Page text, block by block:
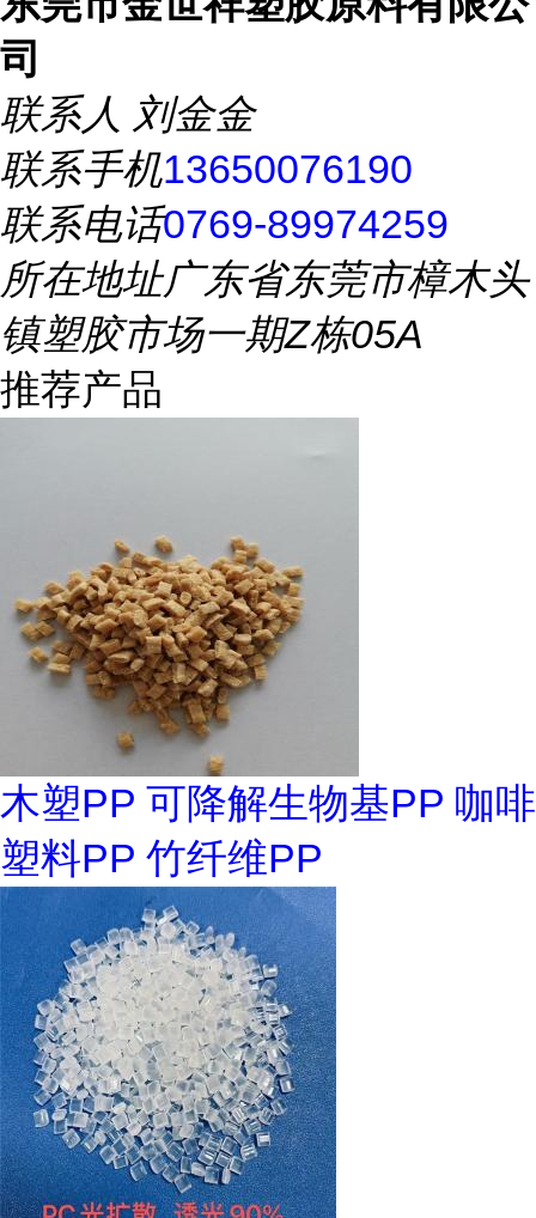
司
联系人 刘金金
联系手机13650076190
联系电话0769-89974259
所在地址广东省东莞市樟木头
镇塑胶市场一期Z栋05A
推荐产品
木塑PP 可降解生物基PP 咖啡
塑料PP 竹纤维PP